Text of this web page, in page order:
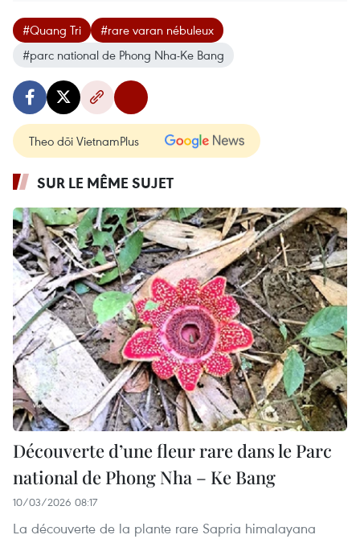
#Quang Tri
#rare varan nébuleux
#parc national de Phong Nha-Ke Bang
Theo dõi VietnamPlus
SUR LE MÊME SUJET
Découverte d’une fleur rare dans le Parc
national de Phong Nha – Ke Bang
10/03/2026 08:17
La découverte de la plante rare Sapria himalayana